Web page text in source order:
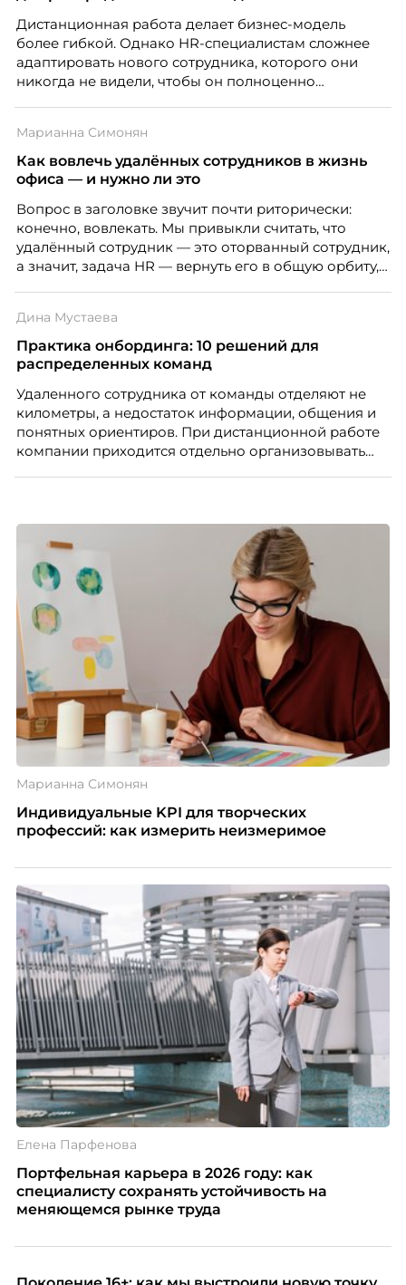
Дистанционная работа делает бизнес-модель
более гибкой. Однако HR-специалистам сложнее
адаптировать нового сотрудника, которого они
никогда не видели, чтобы он полноценно
Марианна Симонян
Как вовлечь удалённых сотрудников в жизнь
офиса — и нужно ли это
Вопрос в заголовке звучит почти риторически:
конечно, вовлекать. Мы привыкли считать, что
удалённый сотрудник — это оторванный сотрудник,
а значит, задача HR — вернуть его в общую орбиту,
вовлечения, стоит остановиться на неудобном
факте: данные говорят ровно обратное тому, что
подсказывает интуиция. Автор свежего выпуска
People Analytics, приглашённый лектор НИУ ВШЭ и
МИФИ, автор книги «Дао женской карьеры».
Дина Мустаева
Практика онбординга: 10 решений для
распределенных команд
Удаленного сотрудника от команды отделяют не
километры, а недостаток информации, общения и
понятных ориентиров. При дистанционной работе
компании приходится отдельно организовывать
рассказывает, как выстроить адаптацию
распределенной команды без лишнего контроля и
бесконечных созвонов.
Марианна Симонян
Индивидуальные KPI для творческих
профессий: как измерить неизмеримое
Елена Парфенова
Портфельная карьера в 2026 году: как
специалисту сохранять устойчивость на
меняющемся рынке труда